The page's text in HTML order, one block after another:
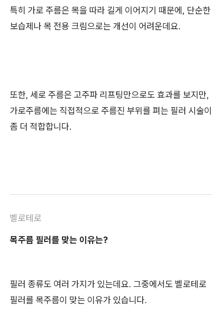
특히 가로 주름은 목을 따라 길게 이어지기 때문에, 단순한
보습제나 목 전용 크림으로는 개선이 어려운데요.
또한, 세로 주름은 고주파 리프팅만으로도 효과를 보지만,
가로주름에는 직접적으로 주름진 부위를 펴는 필러 시술이
좀 더 적합합니다.
벨로테로
목주름 필러를 맞는 이유는?
필러 종류도 여러 가지가 있는데요. 그중에서도 벨로테로
필러를 목주름이 맞는 이유가 있습니다.